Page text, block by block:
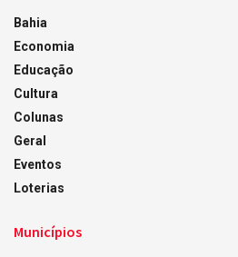
Bahia
Economia
Educação
Cultura
Colunas
Geral
Eventos
Loterias
Municípios